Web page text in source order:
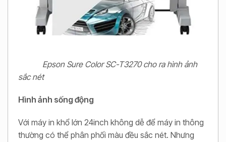
Epson Sure Color SC-T3270 cho ra hình ảnh
sắc nét
Hình ảnh sống động
Với máy in khổ lớn 24inch không dễ để máy in thông
thường có thể phân phối màu đều sắc nét. Nhưng